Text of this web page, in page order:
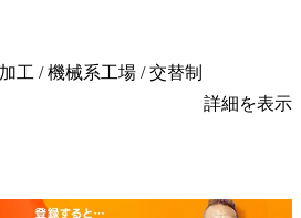
工 / 機械系工場 / 交替制
詳細を表示